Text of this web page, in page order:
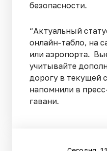
безопасности.
“Актуальный
онлайн-табло, на
или аэропорта.
учитывайте
дорогу в текущей
напомнили в
гавани.